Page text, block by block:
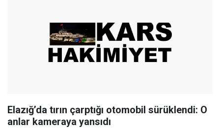
Elazığ’da tırın çarptığı otomobil sürüklendi: O
anlar kameraya yansıdı